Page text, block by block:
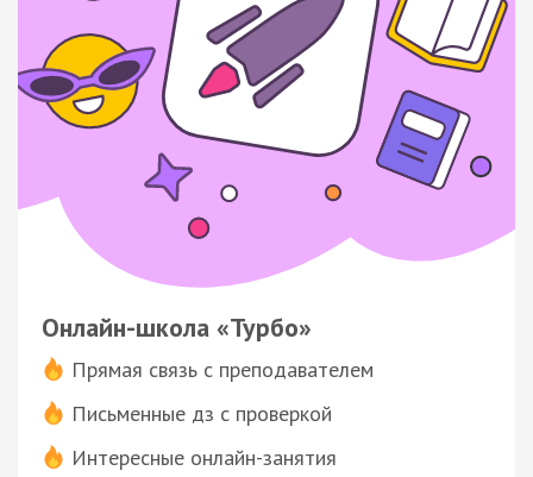
Онлайн-школа «Турбо»
Прямая связь с преподавателем
Письменные дз с проверкой
Интересные онлайн-занятия